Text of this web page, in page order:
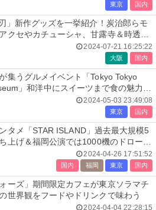
東京 国内
」新作グッズを一挙紹介！炭治郎らモ
クセやカチューシャ、甘露寺＆時透の
2024-07-21 16:25:22
大阪 国内
集うグルメイベント「Tokyo Tokyo
」和洋中にスイーツまで食の魅力を
2024-05-03 23:49:08
東京 国内
タメ「STAR ISLAND」過去最大規模5
上げ＆福岡公演では1000機のドローン
2024-04-26 17:51:52
国内 福岡 東京 国内
ーズ」期間限定カフェが東京ソラマチ
世界観をフードやドリンクで味わう
2024-04-04 22:28:15